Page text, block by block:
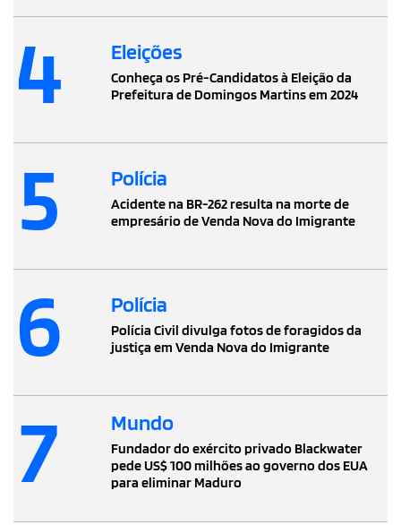
4 Eleições
Conheça os Pré-Candidatos à Eleição da
Prefeitura de Domingos Martins em 2024
5 Polícia
Acidente na BR-262 resulta na morte de
empresário de Venda Nova do Imigrante
6 Polícia
Polícia Civil divulga fotos de foragidos da
justiça em Venda Nova do Imigrante
7 Mundo
Fundador do exército privado Blackwater
pede US$ 100 milhões ao governo dos EUA
para eliminar Maduro